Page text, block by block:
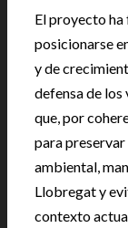
El proyecto
posicionarse
y de
defensa de
que, por
para preservar
ambiental,
Llobregat y
contexto